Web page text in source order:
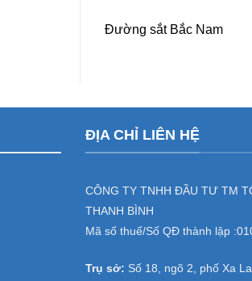
Đường sắt Bắc Nam
ĐỊA CHỈ LIÊN HỆ
CÔNG TY TNHH ĐẦU TƯ TM
THANH BÌNH
Mã số thuế/Số QĐ thành lập :
Trụ sở: Số 18, ngõ 2, phố Xa